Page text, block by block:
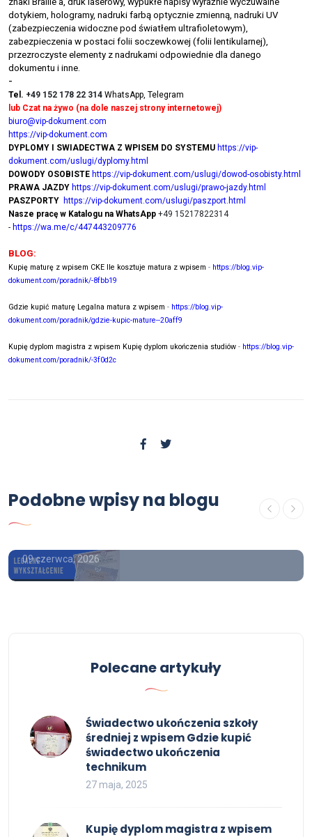
dotykiem, hologramy, nadruki farbą optycznie zmienną, nadruki UV
(zabezpieczenia widoczne pod światłem ultrafioletowym),
zabezpieczenia w postaci folii soczewkowej (folii lentikularnej),
przezroczyste elementy z nadrukami odpowiednie dla danego
dokumentu i inne.
-
Tel. +49 152 178 22 314 WhatsApp, Telegram
lub Czat na żywo (na dole naszej strony internetowej)
biuro@vip-dokument.com
https://vip-dokument.com
DYPLOMY I SWIADECTWA Z WPISEM DO SYSTEMU https://vip-
dokument.com/uslugi/dyplomy.html
DOWODY OSOBISTE https://vip-dokument.com/uslugi/dowod-osobisty.html
PRAWA JAZDY https://vip-dokument.com/uslugi/prawo-jazdy.html
PASZPORTY https://vip-dokument.com/uslugi/paszport.html
Nasze pracę w Katalogu na WhatsApp +49 15217822314
- https://wa.me/c/447443209776
BLOG:
Kupię maturę z wpisem CKE Ile kosztuje matura z wpisem - https://blog.vip-
dokument.com/poradnik/-8fbb19
Gdzie kupić maturę Legalna matura z wpisem - https://blog.vip-
dokument.com/poradnik/gdzie-kupic-mature--20aff9
Kupię dyplom magistra z wpisem Kupię dyplom ukończenia studiów - https://blog.vip-
dokument.com/poradnik/-3f0d2c
Podobne wpisy na blogu
Kup dyplom magistra z wpisem ,
Kupię dyplom magistra z wpisem
09 czerwca, 2026
Polecane artykuły
Świadectwo ukończenia szkoły
średniej z wpisem Gdzie kupić
świadectwo ukończenia
technikum
27 maja, 2025
Kupię dyplom magistra z wpisem